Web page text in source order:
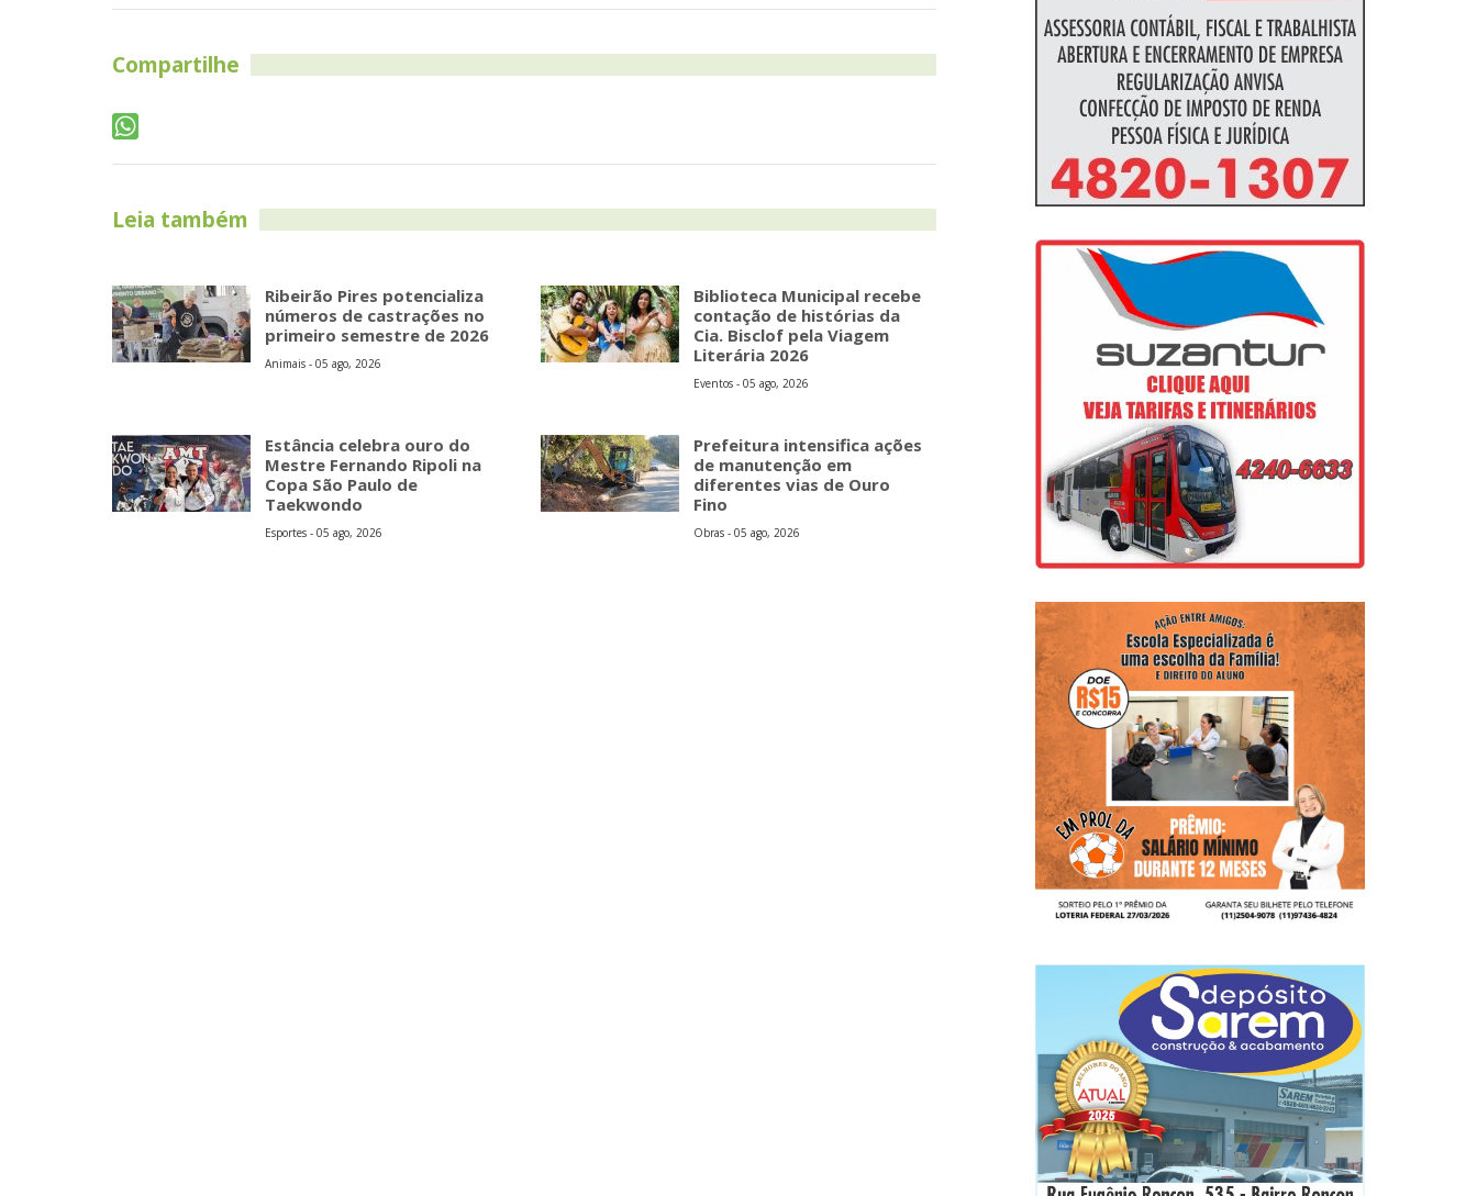
Compartilhe
Leia também
Ribeirão Pires potencializa
números de castrações no
primeiro semestre de 2026
Animais - 05 ago, 2026
Biblioteca Municipal recebe
contação de histórias da
Cia. Bisclof pela Viagem
Literária 2026
Eventos - 05 ago, 2026
Estância celebra ouro do
Mestre Fernando Ripoli na
Copa São Paulo de
Taekwondo
Esportes - 05 ago, 2026
Prefeitura intensifica ações
de manutenção em
diferentes vias de Ouro
Fino
Obras - 05 ago, 2026